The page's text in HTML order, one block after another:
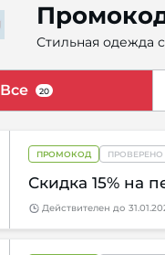
Стильная одежда
Все 20
ПРОМОКОД ПРОВЕРЕНО
Скидка 15% на
Действителен до